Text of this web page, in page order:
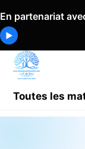
En partenariat
▶
Toutes les